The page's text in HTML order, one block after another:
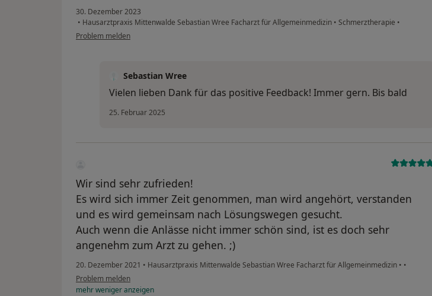
30. Dezember 2023
• Hausarztpraxis Mittenwalde Sebastian Wree Facharzt für Allgemeinmedizin • Schmerztherapie •
Problem melden
Sebastian Wree
Vielen lieben Dank für das positive Feedback! Immer gern. Bis bald
25. Februar 2025
Wir sind sehr zufrieden!
Es wird sich immer Zeit genommen, man wird angehört, verstanden
und es wird gemeinsam nach Lösungswegen gesucht.
Auch wenn die Anlässe nicht immer schön sind, ist es doch sehr
angenehm zum Arzt zu gehen. ;)
20. Dezember 2021 • Hausarztpraxis Mittenwalde Sebastian Wree Facharzt für Allgemeinmedizin • •
Problem melden
mehrwenigeranzeigen